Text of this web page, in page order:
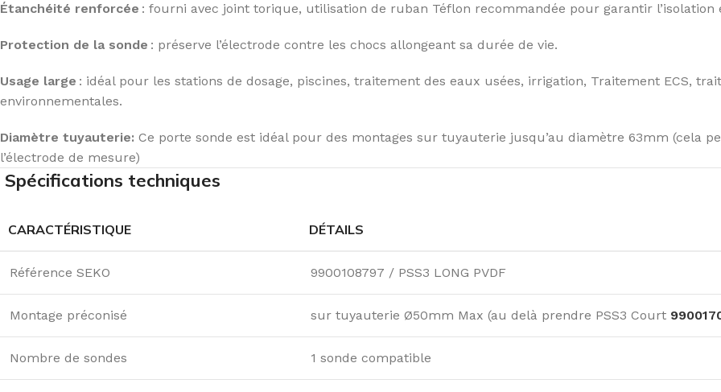
Étanchéité renforcée : fourni avec joint torique, utilisation de ruban Téflon recommandée pour garantir l’isolation
Protection de la sonde : préserve l’électrode contre les chocs allongeant sa durée de vie.
Usage large : idéal pour les stations de dosage, piscines, traitement des eaux usées, irrigation, Traitement ECS,
environnementales.
Diamètre tuyauterie: Ce porte sonde est idéal pour des montages sur tuyauterie jusqu’au diamètre 63mm
l’électrode de mesure)
Spécifications techniques
CARACTÉRISTIQUE DÉTAILS
Référence SEKO 9900108797 / PSS3 LONG PVDF
Montage préconisé sur tuyauterie Ø50mm Max (au delà prendre PSS3 Court
Nombre de sondes 1 sonde compatible